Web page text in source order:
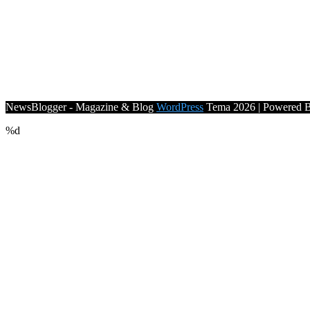
NewsBlogger - Magazine & Blog